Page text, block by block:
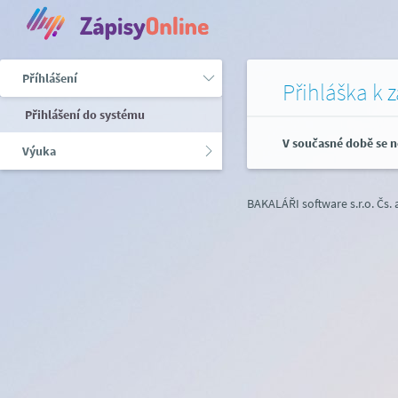
Příhlášení
Přihlášení do systému
Výuka
Přihláška k
V současné době se
BAKALÁŘI software s.r.o.Čs.